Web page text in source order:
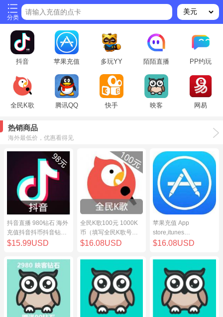
分类
请输入充值的点卡
抖音 苹果充值 多玩YY 陌陌直播 PP约玩
全民K歌 腾讯QQ 快手 映客 网易
热销商品
海外最低价，优惠看得见
抖音直播 980钻石 海外
充值抖音抖币抖音钻98
元
$15.99USD
全民K歌100元 1000K
币（填写全民K歌号充
值）
$16.08USD
苹果充值 App
store,itunes
store,iphone,ipad中国
$16.08USD